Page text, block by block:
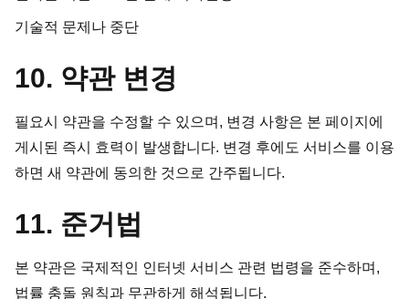
기술적 문제나 중단
10. 약관 변경
필요시 약관을 수정할 수 있으며, 변경 사항은 본 페이지에
게시된 즉시 효력이 발생합니다. 변경 후에도 서비스를 이용
하면 새 약관에 동의한 것으로 간주됩니다.
11. 준거법
본 약관은 국제적인 인터넷 서비스 관련 법령을 준수하며,
법률 충돌 원칙과 무관하게 해석됩니다.